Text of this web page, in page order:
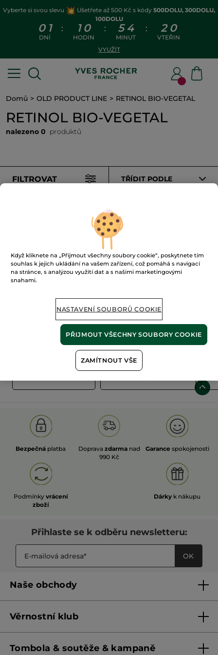
Vyberte si svou slevu Ušetřete až 500 Kč s kódy 500DOLU, 300DOLU,
100DOLU
0 1
DNÍ
: 1 0
HODIN
: 5 4
MINUT
: 2 0
VTEŘIN
VYUŽÍT
Domů OLD PRODUCT LINE RETINOL BIO-VEGETAL
RETINOL BIO-VEGETAL
nalezeno 0 produktů
FILTROVAT TŘÍDIT PODLE
100%rostlinné
extrakty
60 hektarů
ekologických polí
Zobrazit více
Bezpečná platba Doprava zdarma nad
990 Kč
Garance spokojenosti
Podmínky vrácení
zboží
Dárky k nákupu
Přihlaste se k odběru newsletteru:
OK
Naše obchody
Franšízing
Věrnostní klub
Pravidla věrnostního klubu od 1. 6. 2026
Tombola & soutěže & kampaně
Když kliknete na „Přijmout všechny soubory cookie“, poskytnete tím
souhlas k jejich ukládání na vašem zařízení, což pomáhá s navigací
na stránce, s analýzou využití dat a s našimi marketingovými
snahami.
NASTAVENÍ SOUBORŮ COOKIE
ZAMÍTNOUT VŠE
PŘIJMOUT VŠECHNY SOUBORY COOKIE